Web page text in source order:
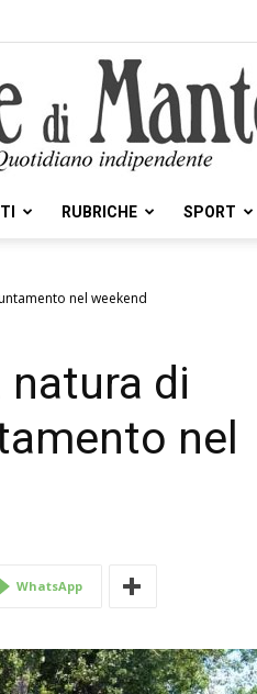
Voce
Mantova
RUBRICHE SPORT
nel weekend
di
nel
WhatsApp